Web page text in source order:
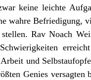
keine leichte
wahre Befriedigung,
Rav Noach
und
Genies versagten